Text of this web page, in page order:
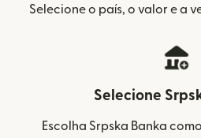
Selecione o país, o valor e a
Selecione
Escolha Srpska Banka